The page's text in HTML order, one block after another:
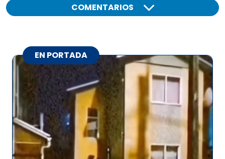
COMENTARIOS
EN PORTADA